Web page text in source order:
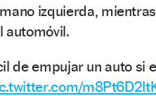
izquierda,
automóvil.
de empujar un auto si